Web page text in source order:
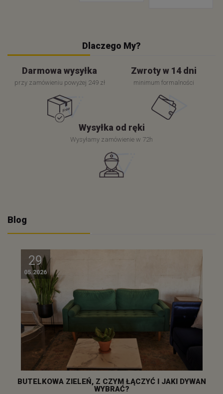
Dlaczego My?
Darmowa wysyłka
przy zamówieniu powyżej 249 zł
Zwroty w 14 dni
minimum formalności
Wysyłka od ręki
Wysyłamy zamówienie w 72h
Blog
29
05.2026
BUTELKOWA ZIELEŃ, Z CZYM ŁĄCZYĆ I JAKI DYWAN
WYBRAĆ?